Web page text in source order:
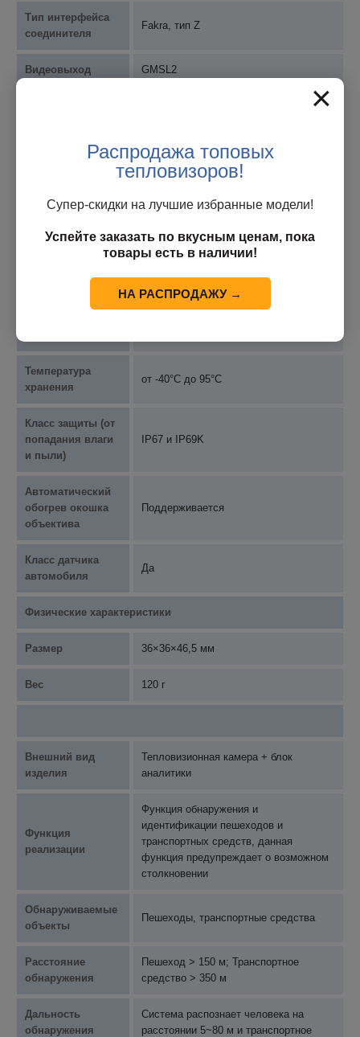
Тип интерфейса
соединителя
Fakra, тип Z
Видеовыход GMSL2
Сериализатор Max9295A
Функция внешней
Поддерживается
Параметры окружающей среды
Температура
хранения
от -40°C до 95°C
Класс защиты (от
попадания влаги
и пыли)
IP67 и IP69K
Автоматический
обогрев окошка
объектива
Поддерживается
Класс датчика
автомобиля
Да
Физические характеристики
Размер 36×36×46,5 мм
Вес 120 г
Внешний вид
изделия
Тепловизионная камера + блок
аналитики
Функция
реализации
Функция обнаружения и
идентификации пешеходов и
транспортных средств, данная
функция предупреждает о возможном
столкновении
Обнаруживаемые
объекты
Пешеходы, транспортные средства
Расстояние
обнаружения
Пешеход > 150 м; Транспортное
средство > 350 м
Дальность
обнаружения
Система распознает человека на
расстоянии 5~80 м и транспортное
×
Распродажа топовых
тепловизоров!
Супер-скидки на лучшие избранные модели!
Успейте заказать по вкусным ценам, пока
товары есть в наличии!
НА РАСПРОДАЖУ →